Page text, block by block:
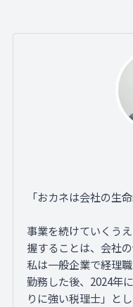
「おカネは会社の生命
事業を続けていくう
握することは、会社
私は一般企業で経理
勤務した後、2024年
りに強い税理士」と